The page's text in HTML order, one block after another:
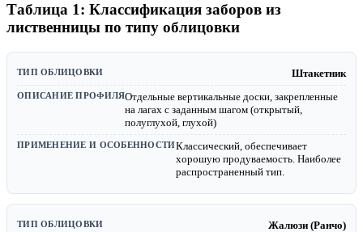
Таблица 1: Классификация заборов из
лиственницы по типу облицовки
Штакетник
Отдельные вертикальные доски, закрепленные
на лагах с заданным шагом (открытый,
полуглухой, глухой)
Классический, обеспечивает
хорошую продуваемость. Наиболее
распространенный тип.
Жалюзи (Ранчо)